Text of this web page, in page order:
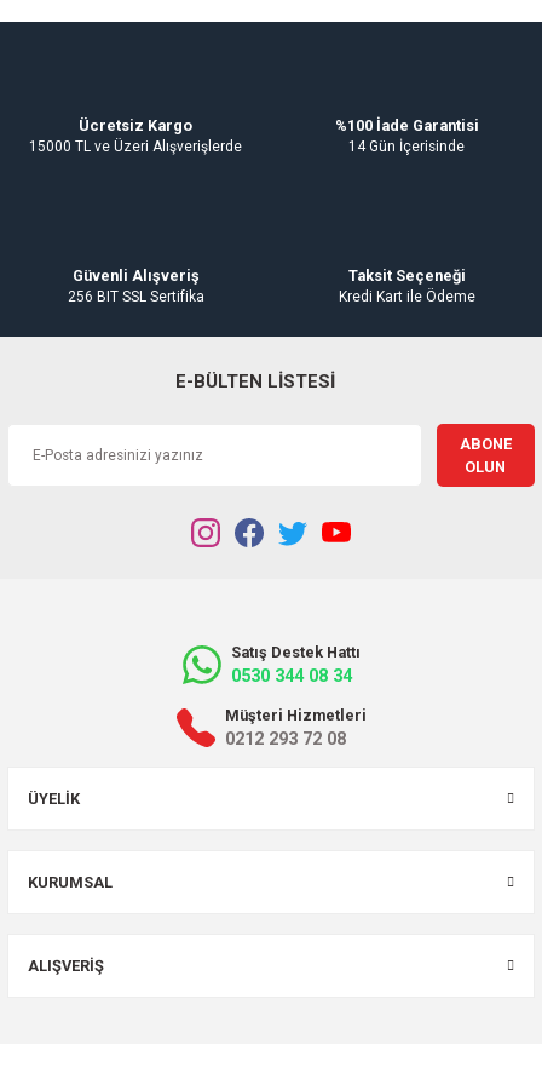
Ürün bilgilerinde hatalar bulunuyor.
Ücretsiz Kargo
15000 TL ve Üzeri Alışverişlerde
%100 İade Garantisi
14 Gün İçerisinde
Güvenli Alışveriş
256 BIT SSL Sertifika
Taksit Seçeneği
Kredi Kart ile Ödeme
E-BÜLTEN LİSTESİ
ABONE
OLUN
Satış Destek Hattı
0530 344 08 34
Müşteri Hizmetleri
0212 293 72 08
ÜYELIK
KURUMSAL
ALIŞVERIŞ